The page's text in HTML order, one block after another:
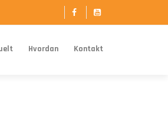
Hvordan Kontakt